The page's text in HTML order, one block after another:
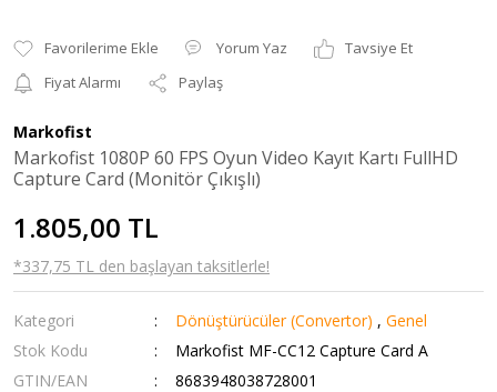
Yorum Yaz
Tavsiye Et
Fiyat Alarmı
Paylaş
Markofist
Markofist 1080P 60 FPS Oyun Video Kayıt Kartı FullHD
Capture Card (Monitör Çıkışlı)
1.805,00 TL
*337,75 TL den başlayan taksitlerle!
Kategori Dönüştürücüler (Convertor) ,Genel
Stok Kodu
Markofist MF-CC12 Capture Card A
GTIN/EAN
8683948038728001